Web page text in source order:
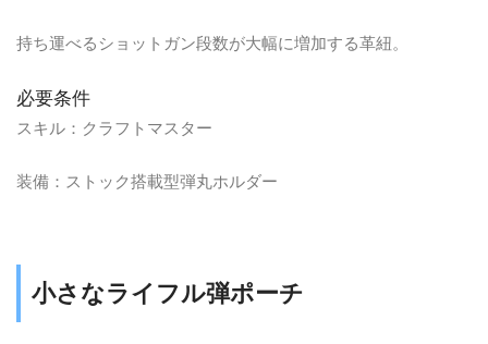
持ち運べるショットガン段数が大幅に増加する革紐。
必要条件
スキル：クラフトマスター
装備：ストック搭載型弾丸ホルダー
小さなライフル弾ポーチ